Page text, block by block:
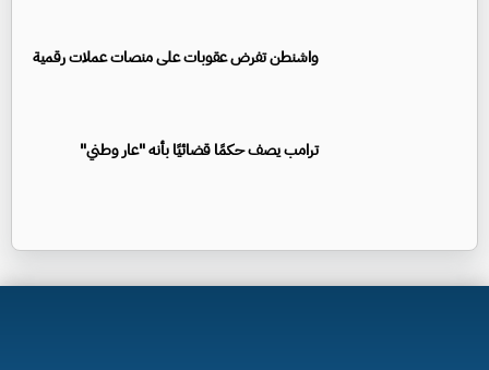
واشنطن تفرض عقوبات على منصات عملات رقمية
ترامب يصف حكمًا قضائيًا بأنه "عار وطني"